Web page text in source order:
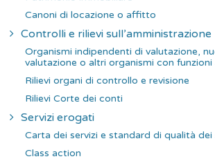
Canoni di locazione o affitto
Controlli e rilievi sull’amministrazione
Organismi indipendenti di valutazione,
valutazione o altri organismi con funzioni
Rilievi organi di controllo e revisione
Rilievi Corte dei conti
Servizi erogati
Carta dei servizi e standard di qualità dei
Class action